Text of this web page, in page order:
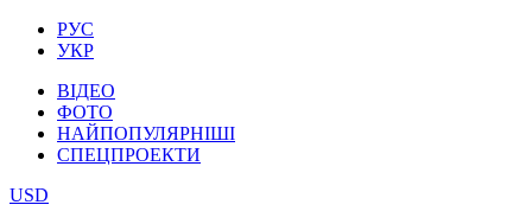
РУС
УКР
ВІДЕО
ФОТО
НАЙПОПУЛЯРНІШІ
СПЕЦПРОЕКТИ
USD